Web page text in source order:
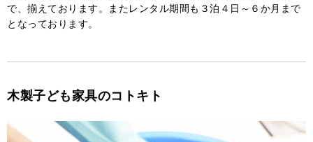
で、揃えております。またレンタル期間も３泊４日～６か月まで
となっております。
木製子ども家具のコトキト